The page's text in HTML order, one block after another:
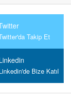
Takip Et
Bize Katıl